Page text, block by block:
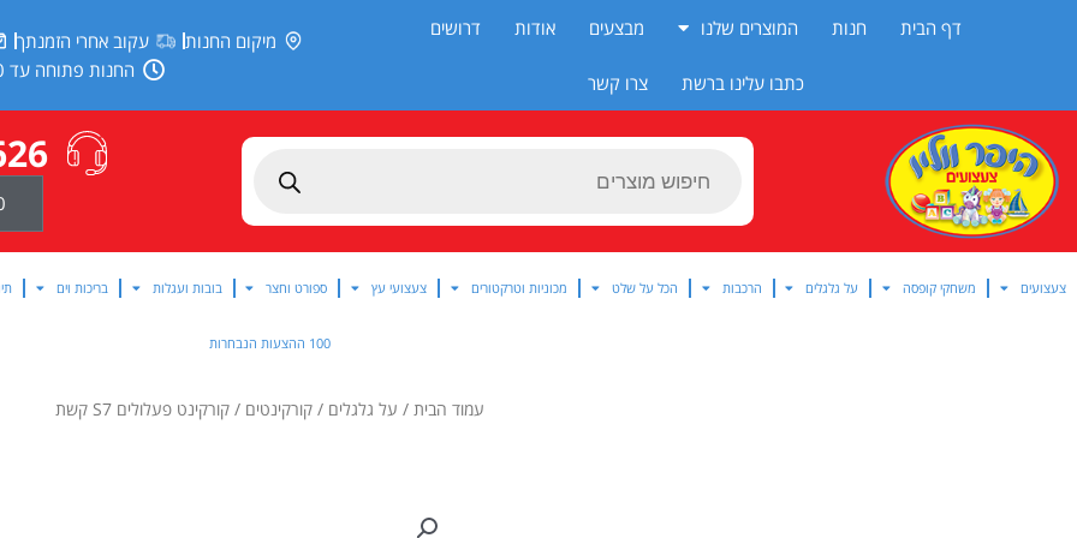
דף הבית חנות המוצרים שלנו מבצעים אודות דרושים
כתבו עלינו ברשת צרו קשר
מיקום החנות עקוב אחרי הזמנתך
החנות פתוחה עד 20:00
Products
צעצועים משחקי קופסה על גלגלים הרכבות הכל על שלט מכוניות וטרקטורים צעצועי עץ ספורט וחצר בובות ועגלות בריכות וים
100 ההצעות הנבחרות
עמוד הבית / על גלגלים /קורקינטים / קורקינט פעלולים S7 קשת